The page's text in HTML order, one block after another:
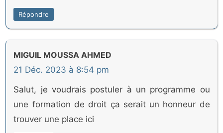
Répondre
MIGUIL MOUSSA AHMED
21 Déc. 2023 à 8:54 pm
Salut, je voudrais postuler à un programme ou
une formation de droit ça serait un honneur de
trouver une place ici